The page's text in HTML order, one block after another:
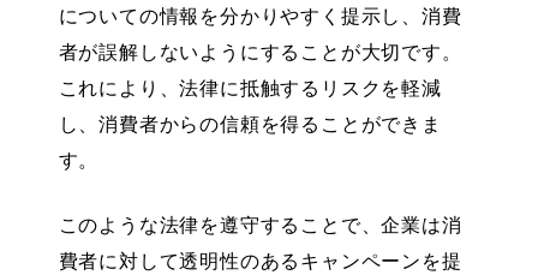
についての情報を分かりやすく提示し、消費
者が誤解しないようにする ことが大切です。
これにより、法律に抵触するリスクを軽減
し、消費者からの信頼を得ることができま
す。
このような法律を遵守することで、企業は消
費者に対して透明性のあるキャンペーンを提